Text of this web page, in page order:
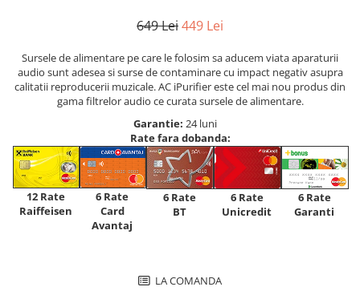
649 Lei449 Lei
Sursele de alimentare pe care le folosim sa aducem viata aparaturii
audio sunt adesea si surse de contaminare cu impact negativ asupra
calitatii reproducerii muzicale. AC iPurifier este cel mai nou produs din
gama filtrelor audio ce curata sursele de alimentare.
Garantie: 24 luni
Rate fara dobanda:
12 Rate
Raiffeisen
6 Rate
Card
Avantaj
6 Rate
BT
6 Rate
Unicredit
6 Rate
Garanti
LA COMANDA